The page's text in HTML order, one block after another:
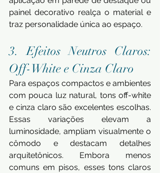
painel decorativo realça o material e
traz personalidade única ao espaço.
3. Efeitos Neutros Claros:
Off-White e Cinza Claro
Para espaços compactos e ambientes
com pouca luz natural, tons off-white
e cinza claro são excelentes escolhas.
Essas variações elevam a
luminosidade, ampliam visualmente o
cômodo e destacam detalhes
arquitetônicos. Embora menos
comuns em pisos, esses tons claros